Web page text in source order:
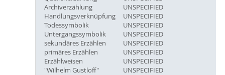
Archiverzählung
UNSPECIFIED
Handlungsverknüpfung
UNSPECIFIED
Todessymbolik
UNSPECIFIED
Untergangssymbolik
UNSPECIFIED
sekundäres Erzählen
UNSPECIFIED
primäres Erzählen
UNSPECIFIED
Erzählweisen
UNSPECIFIED
"Wilhelm Gustloff"
UNSPECIFIED